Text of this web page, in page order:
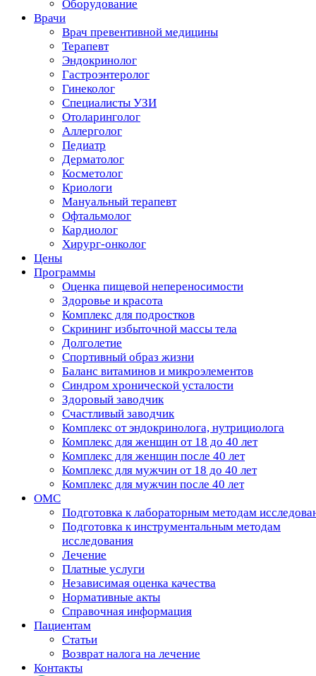
Оборудование
Врачи
Врач превентивной медицины
Терапевт
Эндокринолог
Гастроэнтеролог
Гинеколог
Специалисты УЗИ
Отоларинголог
Аллерголог
Педиатр
Дерматолог
Косметолог
Криологи
Мануальный терапевт
Офтальмолог
Кардиолог
Хирург-онколог
Цены
Программы
Оценка пищевой непереносимости
Здоровье и красота
Комплекс для подростков
Скрининг избыточной массы тела
Долголетие
Спортивный образ жизни
Баланс витаминов и микроэлементов
Синдром хронической усталости
Здоровый заводчик
Счастливый заводчик
Комплекс от эндокринолога, нутрициолога
Комплекс для женщин от 18 до 40 лет
Комплекс для женщин после 40 лет
Комплекс для мужчин от 18 до 40 лет
Комплекс для мужчин после 40 лет
ОМС
Подготовка к лабораторным методам
Подготовка к инструментальным методам
исследования
Лечение
Платные услуги
Независимая оценка качества
Нормативные акты
Справочная информация
Пациентам
Статьи
Возврат налога на лечение
Контакты